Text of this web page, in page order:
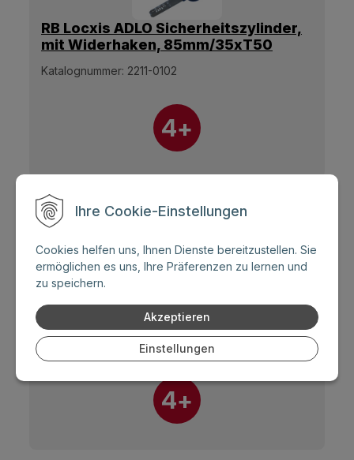
Ihre Cookie-Einstellungen
Cookies helfen uns, Ihnen Dienste bereitzustellen. Sie
ermöglichen es uns, Ihre Präferenzen zu lernen und
zu speichern.
Akzeptieren
Einstellungen
RB Locxis ADLO Sicherheitszylinder,
mit Widerhaken, 85mm/35xT50
Katalognummer: 2211-0102
4+
mit Widerhaken, 85mm/50xT35
Olive, 5 Schlüssel.
Katalognummer: 2211-0107
4+